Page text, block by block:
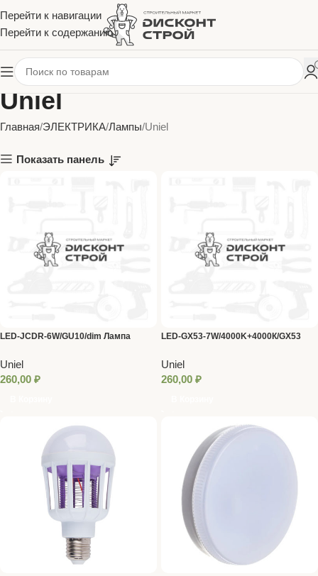
Перейти к навигации
Перейти к содержанию
Uniel
Главная ЭЛЕКТРИКА Лампы Uniel
Показать панель
LED-JCDR-6W/GU10/dim Лампа
Uniel
260,00 ₽
LED-GX53-7W/4000K+4000К/GX53
Uniel
260,00 ₽